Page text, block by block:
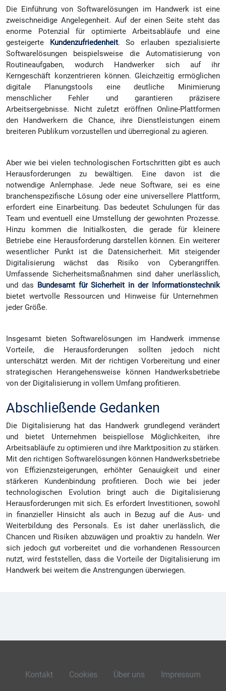
Die Einführung von Softwarelösungen im Handwerk ist eine
zweischneidige Angelegenheit. Auf der einen Seite steht das
enorme Potenzial für optimierte Arbeitsabläufe und eine
gesteigerte Kundenzufriedenheit.
So erlauben spezialisierte
Softwarelösungen beispielsweise die Automatisierung von
Routineaufgaben, wodurch Handwerker sich auf ihr
Kerngeschäft konzentrieren können. Gleichzeitig ermöglichen
digitale Planungstools eine deutliche Minimierung
menschlicher Fehler und garantieren präzisere
Arbeitsergebnisse. Nicht zuletzt eröffnen Online-Plattformen
den Handwerkern die Chance, ihre Dienstleistungen einem
breiteren Publikum vorzustellen und überregional zu agieren.
Aber wie bei vielen technologischen Fortschritten gibt es auch
Herausforderungen zu bewältigen. Eine davon ist die
notwendige Anlernphase. Jede neue Software, sei es eine
branchenspezifische Lösung oder eine universellere Plattform,
erfordert eine Einarbeitung. Das bedeutet Schulungen für das
Team und eventuell eine Umstellung der gewohnten Prozesse.
Hinzu kommen die Initialkosten, die gerade für kleinere
Betriebe eine Herausforderung darstellen können. Ein weiterer
wesentlicher Punkt ist die Datensicherheit. Mit steigender
Digitalisierung wächst das Risiko von Cyberangriffen.
Umfassende Sicherheitsmaßnahmen sind daher unerlässlich,
und das Bundesamt für Sicherheit in der Informationstechnik
bietet wertvolle Ressourcen und Hinweise für Unternehmen
jeder Größe.
Insgesamt bieten Softwarelösungen im Handwerk immense
Vorteile, die Herausforderungen sollten jedoch nicht
unterschätzt werden. Mit der richtigen Vorbereitung und einer
strategischen Herangehensweise können Handwerksbetriebe
von der Digitalisierung in vollem Umfang profitieren.
Abschließende Gedanken
Die Digitalisierung hat das Handwerk grundlegend verändert
und bietet Unternehmen beispiellose Möglichkeiten, ihre
Arbeitsabläufe zu optimieren und ihre Marktposition zu stärken.
Mit den richtigen Softwarelösungen können Handwerksbetriebe
von Effizienzsteigerungen, erhöhter Genauigkeit und einer
stärkeren Kundenbindung profitieren. Doch wie bei jeder
technologischen Evolution bringt auch die Digitalisierung
Herausforderungen mit sich. Es erfordert Investitionen, sowohl
in finanzieller Hinsicht als auch in Bezug auf die Aus- und
Weiterbildung des Personals. Es ist daher unerlässlich, die
Chancen und Risiken abzuwägen und proaktiv zu handeln. Wer
sich jedoch gut vorbereitet und die vorhandenen Ressourcen
nutzt, wird feststellen, dass die Vorteile der Digitalisierung im
Handwerk bei weitem die Anstrengungen überwiegen.
Kontakt Cookies Über uns Impressum